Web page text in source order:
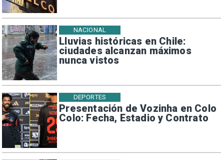
Lluvias históricas en Chile:
ciudades alcanzan máximos
nunca vistos
NACIONAL
Presentación de Vozinha en Colo
Colo: Fecha, Estadio y Contrato
DEPORTES